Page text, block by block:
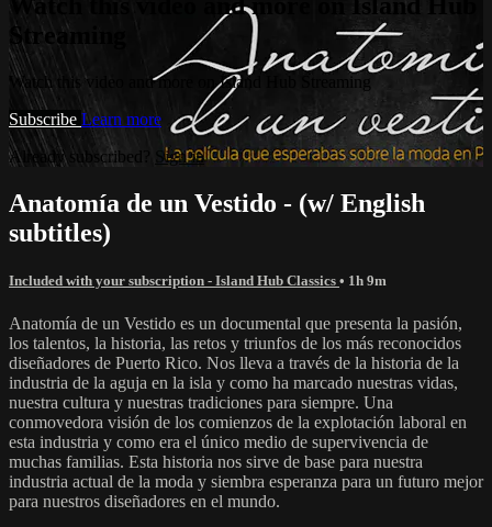
Streaming
Watch this video and more on Island Hub Streaming
Subscribe Learn more
Already subscribed?
Sign in
Anatomía de un Vestido - (w/ English
subtitles)
Included with your subscription - Island Hub Classics • 1h 9m
Anatomía de un Vestido es un documental que presenta la pasión,
los talentos, la historia, las retos y triunfos de los más reconocidos
diseñadores de Puerto Rico. Nos lleva a través de la historia de la
industria de la aguja en la isla y como ha marcado nuestras vidas,
nuestra cultura y nuestras tradiciones para siempre. Una
conmovedora visión de los comienzos de la explotación laboral en
esta industria y como era el único medio de supervivencia de
muchas familias. Esta historia nos sirve de base para nuestra
industria actual de la moda y siembra esperanza para un futuro mejor
para nuestros diseñadores en el mundo.